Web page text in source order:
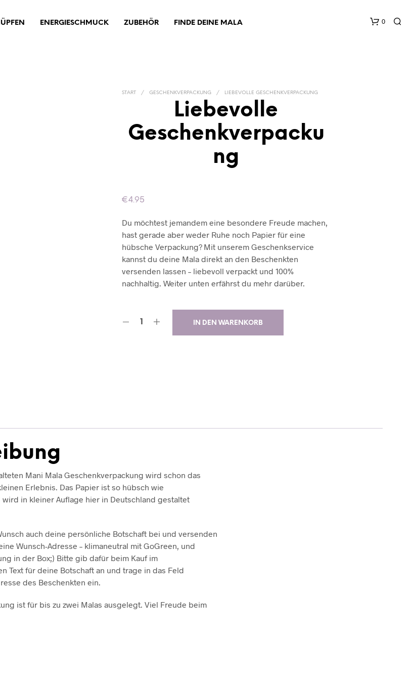
ENERGIESCHMUCK ZUBEHÖR FINDE DEINE MALA 0
START / GESCHENKVERPACKUNG / LIEBEVOLLE GESCHENKVERPACKUNG
Liebevolle
Geschenkverpacku
ng
€4.95
Du möchtest jemandem eine besondere Freude machen,
hast gerade aber weder Ruhe noch Papier für eine
hübsche Verpackung? Mit unserem Geschenkservice
kannst du deine Mala direkt an den Beschenkten
versenden lassen – liebevoll verpackt und 100%
nachhaltig. Weiter unten erfährst du mehr darüber.
IN DEN WARENKORB
Mani Mala Geschenkverpackung wird schon das
Erlebnis. Das Papier ist so hübsch wie
in kleiner Auflage hier in Deutschland gestaltet
auch deine persönliche Botschaft bei und versenden
Wunsch-Adresse – klimaneutral mit GoGreen, und
in der Box;) Bitte gib dafür beim Kauf im
Text für deine Botschaft an und trage in das Feld
des Beschenkten ein.
ist für bis zu zwei Malas ausgelegt. Viel Freude beim